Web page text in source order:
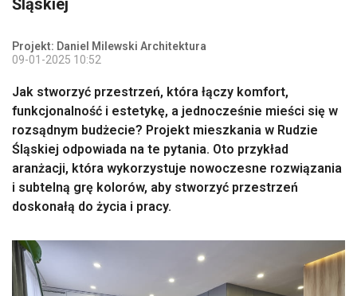
Śląskiej
Projekt: Daniel Milewski Architektura
09-01-2025 10:52
Jak stworzyć przestrzeń, która łączy komfort,
funkcjonalność i estetykę, a jednocześnie mieści się w
rozsądnym budżecie? Projekt mieszkania w Rudzie
Śląskiej odpowiada na te pytania. Oto przykład
aranżacji, która wykorzystuje nowoczesne rozwiązania
i subtelną grę kolorów, aby stworzyć przestrzeń
doskonałą do życia i pracy.